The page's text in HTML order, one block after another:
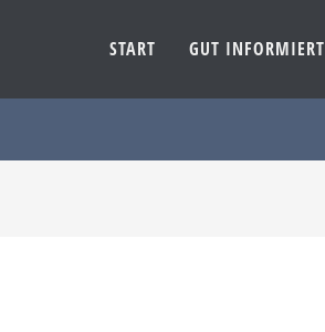
START GUT INFORMIERT